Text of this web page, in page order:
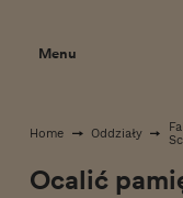
Menu
Home Oddziały
Ocalić